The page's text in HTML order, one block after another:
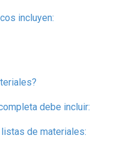
incluyen:
debe incluir:
de materiales: